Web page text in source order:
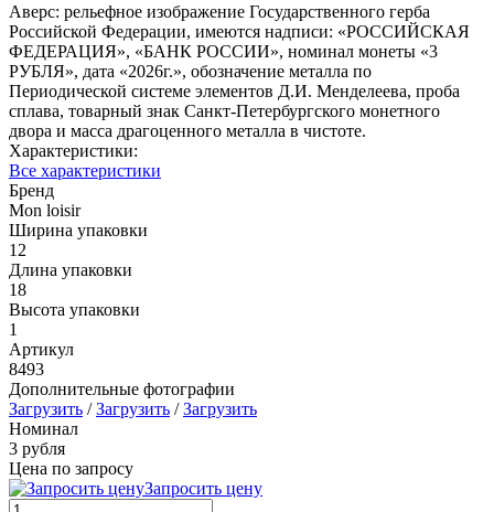
Аверс: рельефное изображение Государственного герба
Российской Федерации, имеются надписи: «РОССИЙСКАЯ
ФЕДЕРАЦИЯ», «БАНК РОССИИ», номинал монеты «3
РУБЛЯ», дата «2026г.», обозначение металла по
Периодической системе элементов Д.И. Менделеева, проба
сплава, товарный знак Санкт-Петербургского монетного
двора и масса драгоценного металла в чистоте.
Характеристики:
Все характеристики
Бренд
Mon loisir
Ширина упаковки
12
Длина упаковки
18
Высота упаковки
1
Артикул
8493
Дополнительные фотографии
Загрузить /Загрузить /Загрузить
Номинал
3 рубля
Цена по запросу
Запросить цену